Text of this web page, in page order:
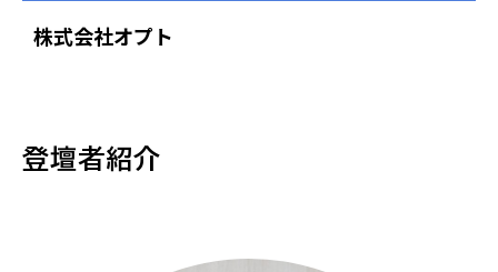
株式会社オプト
登壇者紹介